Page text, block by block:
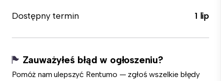
Dostępny termin
1 lip
Zauważyłeś błąd w ogłoszeniu?
Pomóż nam ulepszyć Rentumo — zgłoś wszelkie błędy